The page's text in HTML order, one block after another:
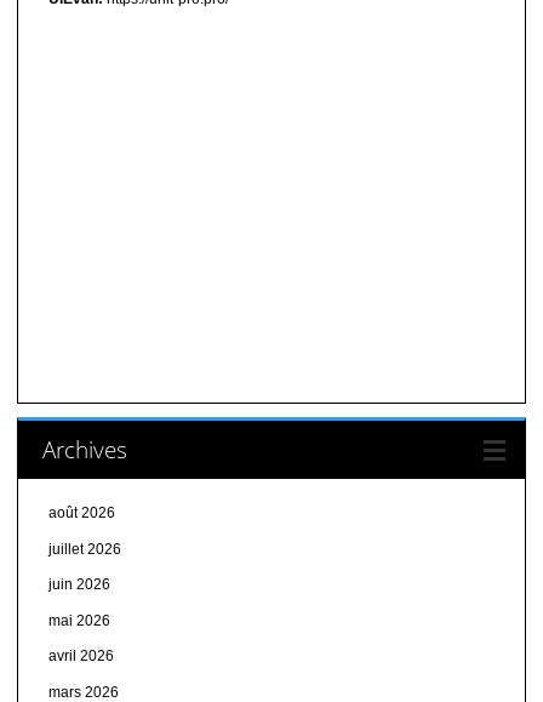
Archives
août 2026
juillet 2026
juin 2026
mai 2026
avril 2026
mars 2026